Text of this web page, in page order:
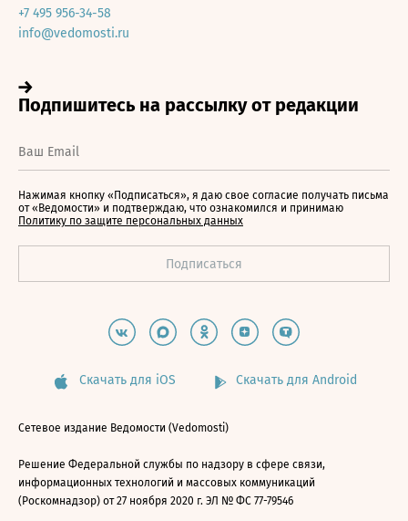
+7 495 956-34-58
info@vedomosti.ru
Нажимая кнопку «Подписаться», я даю свое согласие получать письма
от «Ведомости» и подтверждаю, что ознакомился и принимаю
Политику по защите персональных данных
Скачать для iOS Скачать для Android
Сетевое издание Ведомости (Vedomosti)
Решение Федеральной службы по надзору в сфере связи,
информационных технологий и массовых коммуникаций
(Роскомнадзор) от 27 ноября 2020 г. ЭЛ № ФС 77-79546